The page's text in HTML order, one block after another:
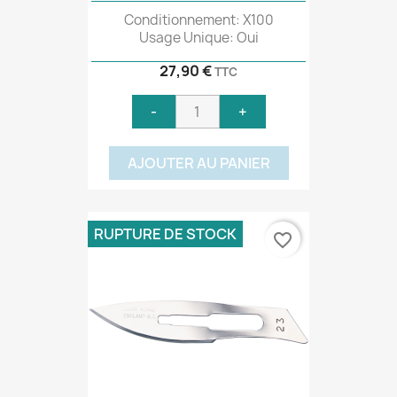
Conditionnement: X100
Usage Unique: Oui
27,90 €TTC
- +
AJOUTER AU PANIER
RUPTURE DE STOCK favorite_border